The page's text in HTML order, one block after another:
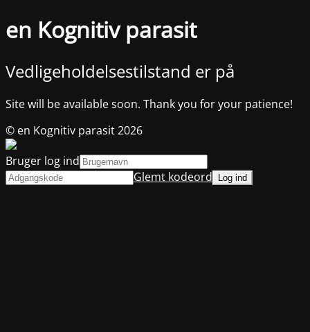
en Kognitiv parasit
Vedligeholdelsestilstand er på
Site will be available soon. Thank you for your patience!
© en Kognitiv parasit 2026
Bruger log ind
Glemt kodeord